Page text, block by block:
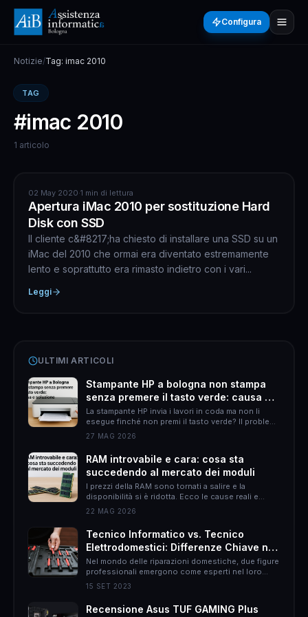
Configura
Notizie/Tag: imac 2010
TAG
#imac 2010
1 articolo
APPLE
02 May 2020·1 min di lettura
Apertura iMac 2010 per sostituzione Hard
Disk con SSD
Il cliente c&#8217;ha chiesto di installare una SSD su un
iMac del 2010 che ormai era diventato estremamente
lento e soprattutto era rimasto indietro con i vari...
Leggi
ULTIMI ARTICOLI
Stampante HP a bologna non stampa
senza premere il tasto verde: causa e
soluzione
La stampante HP invia i lavori in coda ma non li
esegue finché non premi il tasto verde? Il problema
è quasi sempre HP Smart. Ecco come risolverlo
27 MAG 2026
RAM introvabile e cara: cosa sta
succedendo al mercato dei moduli
I prezzi della RAM sono tornati a salire e la
disponibilità si è ridotta. Ecco le cause reali e
come muoversi per non spendere il doppio.
22 MAG 2026
Tecnico Informatico vs. Tecnico
Elettrodomestici: Differenze Chiave nel
Mondo delle Riparazioni Domestiche
Nel mondo delle riparazioni domestiche, due figure
professionali emergono come esperti nel loro
campo: il tecnico informatico e il tecnico
l&#8217;obiettivo di risolvere problemi, le loro
responsabilità, approcci e persino il rapporto con
15 SET 2023
Recensione Asus TUF GAMING Plus